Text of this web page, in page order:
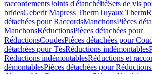
raccordementsJoints d'étanchéitéSets de vis
bridesGeberit Mapress ThermTuyaux Therm
détachées pour RaccordsManchonsPièces
ManchonsRéductionsPièces détachées pour
RéductionsCoudesPièces détachées pour
détachées pour TésRéductions indémontables
Réductions indémontablesRéductions et
démontablesPièces détachées pour